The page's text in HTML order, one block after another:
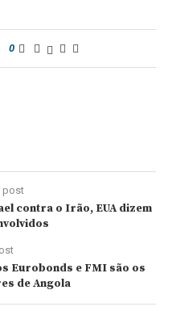
0
post
contra o Irão, EUA dizem
Eurobonds e FMI são os
de Angola